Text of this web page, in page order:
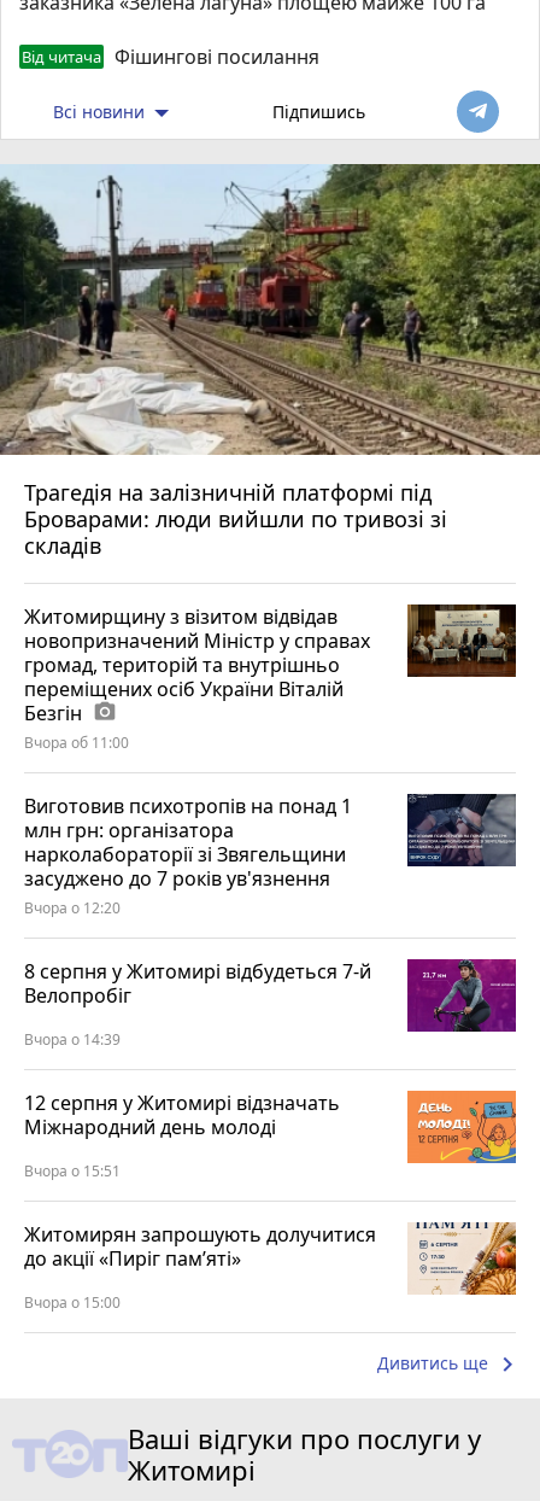
Від читача Фішингові посилання
Всі новини Підпишись
Трагедія на залізничній платформі під
Броварами: люди вийшли по тривозі зі
складів
Житомирщину з візитом відвідав
новопризначений Міністр у справах
громад, територій та внутрішньо
переміщених осіб України Віталій
Безгін photo_camera
Вчора об 11:00
Виготовив психотропів на понад 1
млн грн: організатора
нарколабораторії зі Звягельщини
засуджено до 7 років ув'язнення
Вчора о 12:20
8 серпня у Житомирі відбудеться 7-й
Велопробіг
Вчора о 14:39
12 серпня у Житомирі відзначать
Міжнародний день молоді
Вчора о 15:51
Житомирян запрошують долучитися
до акції «Пиріг пам’яті»
Вчора о 15:00
Дивитись ще keyboard_arrow_right
Ваші відгуки про послуги у
Житомирі